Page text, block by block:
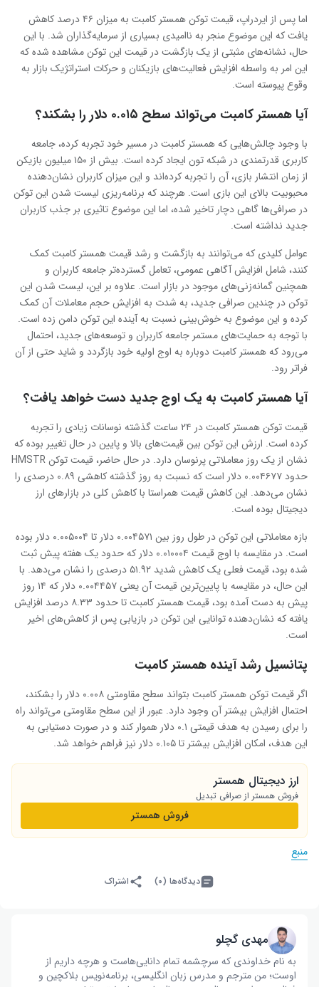
اما پس از ایردراپ، قیمت توکن همستر کامبت به میزان ۴۶ درصد کاهش
یافت که این موضوع منجر به ناامیدی بسیاری از سرمایه‌گذاران شد. با این
حال، نشانه‌های مثبتی از یک بازگشت در قیمت این توکن مشاهده شده که
این امر به واسطه افزایش فعالیت‌های بازیکنان و حرکات استراتژیک بازار به
وقوع پیوسته است.
آیا همستر کامبت می‌تواند سطح ۰.۰۱۵ دلار را بشکند؟
با وجود چالش‌هایی که همستر کامبت در مسیر خود تجربه کرده، جامعه
کاربری قدرتمندی در شبکه تون ایجاد کرده است. بیش از ۱۵۰ میلیون بازیکن
از زمان انتشار بازی، آن را تجربه کرده‌اند و این میزان کاربران نشان‌دهنده
محبوبیت بالای این بازی است. هرچند که برنامه‌ریزی لیست شدن این توکن
در صرافی‌ها گاهی دچار تاخیر شده، اما این موضوع تاثیری بر جذب کاربران
جدید نداشته است.
عوامل کلیدی که می‌توانند به بازگشت و رشد قیمت همستر کامبت کمک
کنند، شامل افزایش آگاهی عمومی، تعامل گسترده‌تر جامعه کاربران و
همچنین گمانه‌زنی‌های موجود در بازار است. علاوه بر این، لیست شدن این
توکن در چندین صرافی جدید، به شدت به افزایش حجم معاملات آن کمک
کرده و این موضوع به خوش‌بینی نسبت به آینده این توکن دامن زده است.
با توجه به حمایت‌های مستمر جامعه کاربران و توسعه‌های جدید، احتمال
می‌رود که همستر کامبت دوباره به اوج اولیه خود بازگردد و شاید حتی از آن
فراتر رود.
آیا همستر کامبت به یک اوج جدید دست خواهد یافت؟
قیمت توکن همستر کامبت در ۲۴ ساعت گذشته نوسانات زیادی را تجربه
کرده است. ارزش این توکن بین قیمت‌های بالا و پایین در حال تغییر بوده که
نشان از یک روز معاملاتی پرنوسان دارد. در حال حاضر، قیمت توکن HMSTR
حدود ۰.۰۰۴۶۷۷ دلار است که نسبت به روز گذشته کاهشی ۰.۸۹ درصدی را
نشان می‌دهد. این کاهش قیمت همراستا با کاهش کلی در بازارهای ارز
دیجیتال بوده است.
بازه معاملاتی این توکن در طول روز بین ۰.۰۰۴۵۷۱ دلار تا ۰.۰۰۵۰۰۴ دلار بوده
است. در مقایسه با اوج قیمت ۰.۰۱۰۰۰۴ دلار که حدود یک هفته پیش ثبت
شده بود، قیمت فعلی یک کاهش شدید ۵۱.۹۲ درصدی را نشان می‌دهد. با
این حال، در مقایسه با پایین‌ترین قیمت آن یعنی ۰.۰۰۴۴۵۷ دلار که ۱۴ روز
پیش به دست آمده بود، قیمت همستر کامبت تا حدود ۸.۳۳ درصد افزایش
یافته که نشان‌دهنده توانایی این توکن در بازیابی پس از کاهش‌های اخیر
است.
پتانسیل رشد آینده همستر کامبت
اگر قیمت توکن همستر کامبت بتواند سطح مقاومتی ۰.۰۰۸ دلار را بشکند،
احتمال افزایش بیشتر آن وجود دارد. عبور از این سطح مقاومتی می‌تواند راه
را برای رسیدن به هدف قیمتی ۰.۱ دلار هموار کند و در صورت دستیابی به
این هدف، امکان افزایش بیشتر تا ۰.۱۰۵ دلار نیز فراهم خواهد شد.
ارز دیجیتال همستر
فروش همستر از صرافی تبدیل
فروش همستر
منبع
دیدگاه‌ها (۰) اشتراک
مهدی گچلو
به نام خداوندی که سرچشمه تمام دانایی‌هاست و هرچه داریم از
اوست؛ من مترجم و مدرس زبان انگلیسی، برنامه‌نویس بلاکچین و